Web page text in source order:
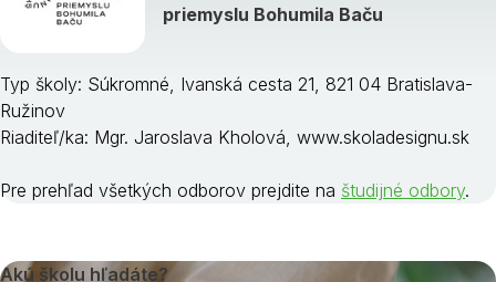
priemyslu Bohumila Baču
Typ školy: Súkromné, Ivanská cesta 21, 821 04 Bratislava-
Ružinov
Riaditeľ/ka: Mgr. Jaroslava Kholová, www.skoladesignu.sk
Pre prehľad všetkých odborov prejdite na študijné odbory.
Akú školu hľadáte?